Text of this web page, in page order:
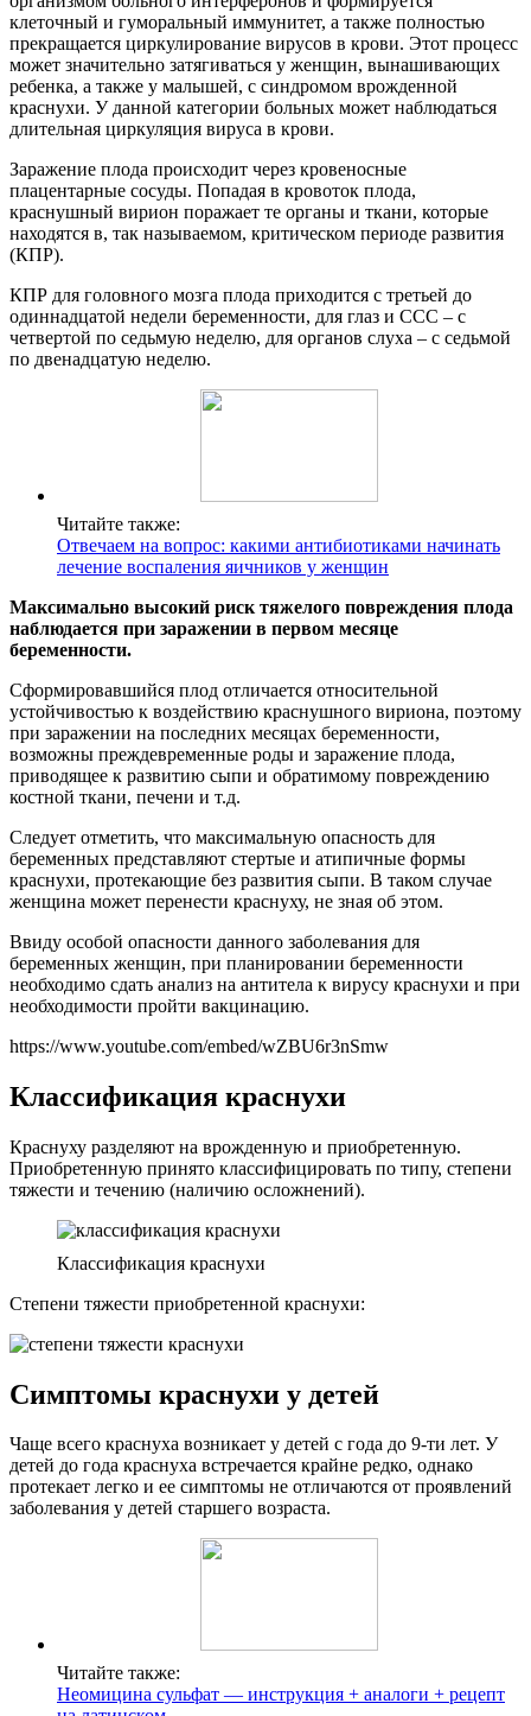
клеточный и гуморальный иммунитет, а также полностью
прекращается циркулирование вирусов в крови. Этот процесс
может значительно затягиваться у женщин, вынашивающих
ребенка, а также у малышей, с синдромом врожденной
краснухи. У данной категории больных может наблюдаться
длительная циркуляция вируса в крови.
Заражение плода происходит через кровеносные
плацентарные сосуды. Попадая в кровоток плода,
краснушный вирион поражает те органы и ткани, которые
находятся в, так называемом, критическом периоде развития
(КПР).
КПР для головного мозга плода приходится с третьей до
одиннадцатой недели беременности, для глаз и ССС – с
четвертой по седьмую неделю, для органов слуха – с седьмой
по двенадцатую неделю.
Читайте также:
Отвечаем на вопрос: какими антибиотиками начинать
лечение воспаления яичников у женщин
Максимально высокий риск тяжелого повреждения плода
наблюдается при заражении в первом месяце
беременности.
Сформировавшийся плод отличается относительной
устойчивостью к воздействию краснушного вириона, поэтому
при заражении на последних месяцах беременности,
возможны преждевременные роды и заражение плода,
приводящее к развитию сыпи и обратимому повреждению
костной ткани, печени и т.д.
Следует отметить, что максимальную опасность для
беременных представляют стертые и атипичные формы
краснухи, протекающие без развития сыпи. В таком случае
женщина может перенести краснуху, не зная об этом.
Ввиду особой опасности данного заболевания для
беременных женщин, при планировании беременности
необходимо сдать анализ на антитела к вирусу краснухи и при
необходимости пройти вакцинацию.
https://www.youtube.com/embed/wZBU6r3nSmw
Классификация краснухи
Краснуху разделяют на врожденную и приобретенную.
Приобретенную принято классифицировать по типу, степени
тяжести и течению (наличию осложнений).
Классификация краснухи
Степени тяжести приобретенной краснухи:
Симптомы краснухи у детей
Чаще всего краснуха возникает у детей с года до 9-ти лет. У
детей до года краснуха встречается крайне редко, однако
протекает легко и ее симптомы не отличаются от проявлений
заболевания у детей старшего возраста.
Читайте также:
Неомицина сульфат — инструкция + аналоги + рецепт